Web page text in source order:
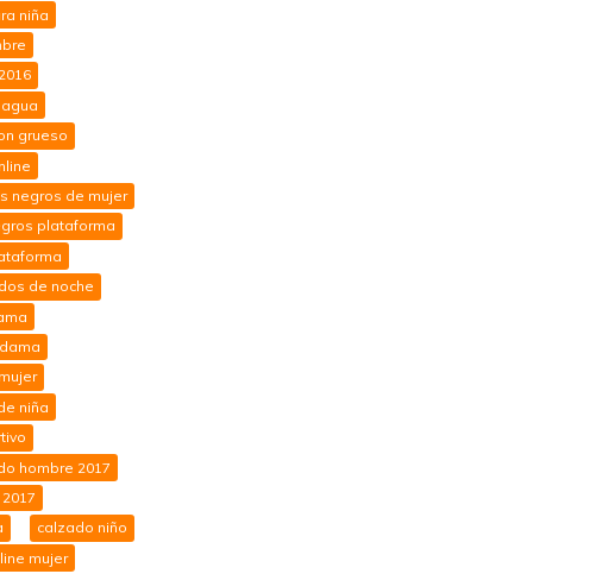
niña
grueso
negros de mujer
plataforma
de noche
niña
hombre 2017
calzado niño
mujer